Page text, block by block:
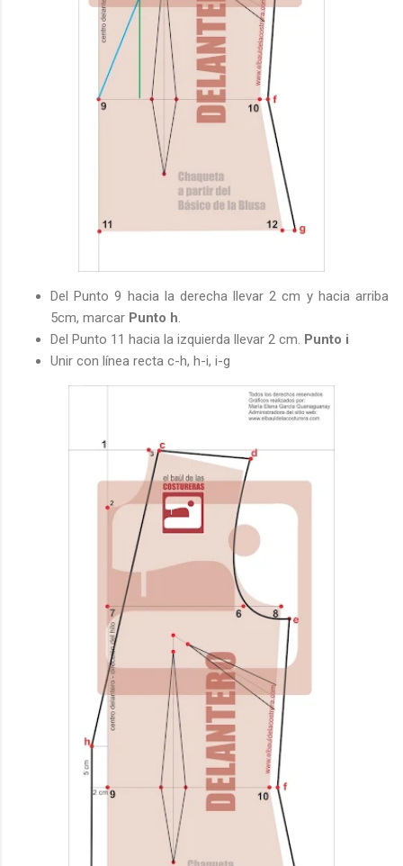
Del Punto 9 hacia la derecha llevar 2 cm y hacia arriba
5cm, marcar Punto h.
Del Punto 11 hacia la izquierda llevar 2 cm. Punto i
Unir con línea recta c-h, h-i, i-g